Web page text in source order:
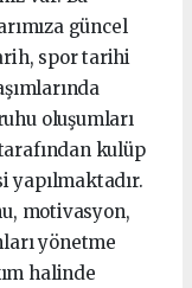
güncel
spor tarihi
oluşumları
kulüp
yapılmaktadır.
motivasyon,
yönetme
halinde